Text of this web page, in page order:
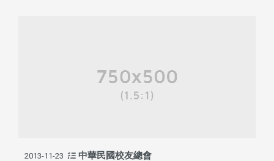
2013-11-23 中華民國校友總會